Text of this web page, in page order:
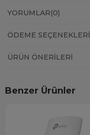
YORUMLAR(0)
ÖDEME SEÇENEKLERI
ÜRÜN ÖNERILERI
Benzer Ürünler